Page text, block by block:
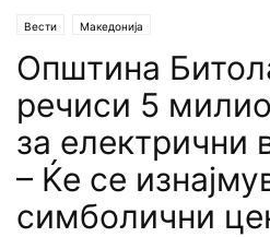
Вести Македонија
Општина
речиси 5
за електрични
– Ќе се
симболични